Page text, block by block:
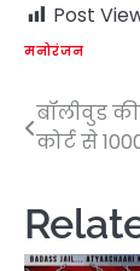
Post
मनोरंजन
Post
बॉलीवुड
कोर्ट से